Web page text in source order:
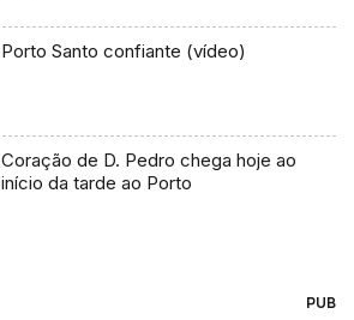
Porto Santo confiante (vídeo)
Coração de D. Pedro chega hoje ao
início da tarde ao Porto
PUB